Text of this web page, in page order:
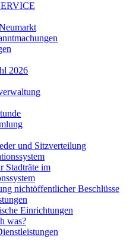
2026
und Sitzverteilung
Stadträte im
nichtöffentlicher Beschlüsse
Einrichtungen
was?